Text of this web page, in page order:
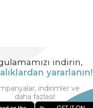
indirin,
yararlanın!
indirimler ve
daha fazlası!